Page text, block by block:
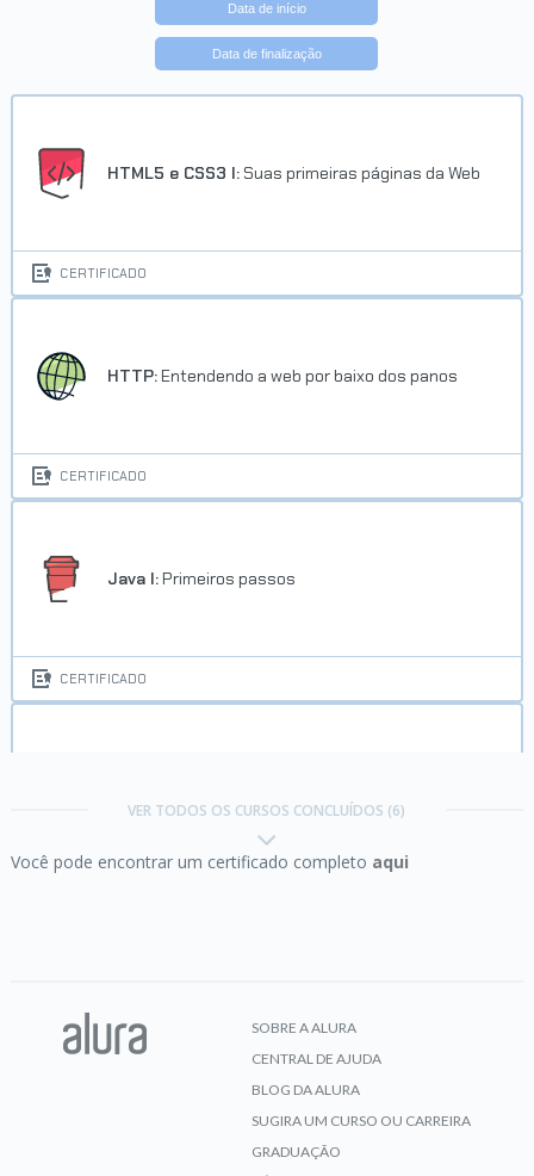
Data de início
Data de finalização
HTML5 e CSS3 I: Suas primeiras páginas da Web
CERTIFICADO
HTTP: Entendendo a web por baixo dos panos
CERTIFICADO
Java I: Primeiros passos
CERTIFICADO
VER TODOS OS CURSOS CONCLUÍDOS (6)
Você pode encontrar um certificado completo aqui
SOBRE A ALURA
CENTRAL DE AJUDA
BLOG DA ALURA
SUGIRA UM CURSO OU CARREIRA
GRADUAÇÃO